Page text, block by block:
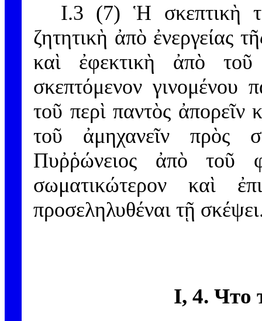
I.3 (7) Ἡ σκεπτικὴ
ζητητικὴ ἀπὸ ἐνεργείας
καὶ ἐφεκτικὴ ἀπὸ
σκεπτόμενον γινομένου
τοῦ περὶ παντὸς ἀπορεῖν
τοῦ ἀμηχανεῖν πρὸς
Πυῤῥώνειος ἀπὸ τοῦ
σωματικώτερον καὶ
προσεληλυθέναι τῇ
I, 4. Что